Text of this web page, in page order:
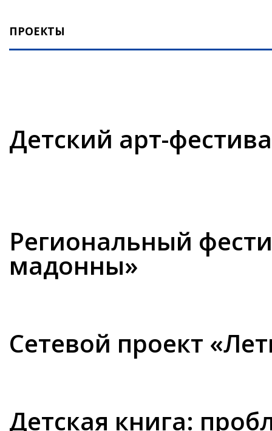
ПРОЕКТЫ
Детский арт-
Региональный
мадонны»
Сетевой проект
Детская книга: